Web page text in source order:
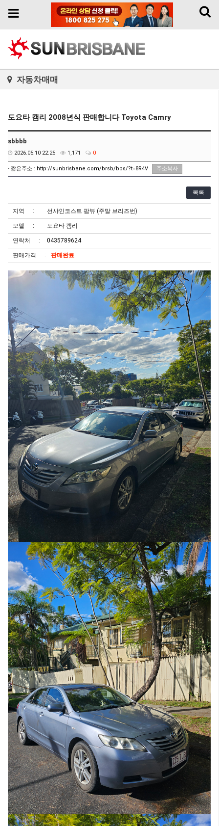
Toggle
Toggle
자동차매매
도요타 캠리 2008년식 판매합니다 Toyota Camry
sbbbb
2026.05.10 22:25 1,171 0
- 짧은주소 : http://sunbrisbane.com/brsb/bbs/?t=8R4V 주소복사
목록
지역 선샤인코스트 팜뷰 (주말 브리즈번)
모델 도요타 캠리
연락처 0435789624
판매가격 판매완료